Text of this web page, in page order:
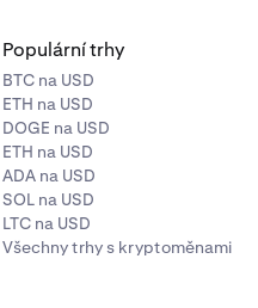
Populární trhy
BTC na USD
ETH na USD
DOGE na USD
ETH na USD
ADA na USD
SOL na USD
LTC na USD
Všechny trhy s kryptoměnami